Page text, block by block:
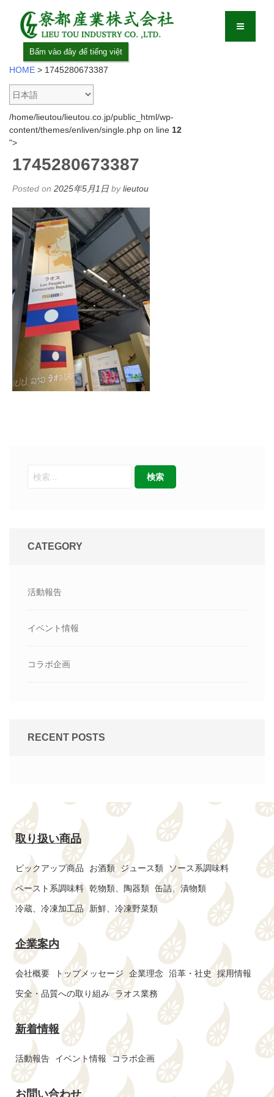
Bấm vào đây để tiếng việt
HOME > 1745280673387
/home/lieutou/lieutou.co.jp/public_html/wp-
content/themes/enliven/single.php on line 12
">
1745280673387
Posted on 2025年5月1日 bylieutou
CATEGORY
活動報告
イベント情報
コラボ企画
RECENT POSTS
取り扱い商品
ピックアップ商品 お酒類 ジュース類 ソース系調味料
ペースト系調味料 乾物類、陶器類 缶詰、漬物類
冷蔵、冷凍加工品 新鮮、冷凍野菜類
企業案内
会社概要 トップメッセージ 企業理念 沿革・社史 採用情報
安全・品質への取り組み ラオス業務
新着情報
活動報告 イベント情報 コラボ企画
お問い合わせ